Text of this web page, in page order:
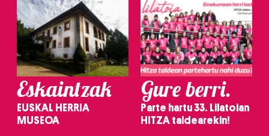
Eskaintzak
EUSKAL HERRIA
MUSEOA
Gure berri.
Parte hartu 33. Lilatoian
HITZA taldearekin!